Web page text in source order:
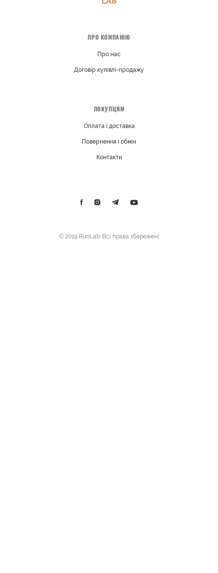
ПРО КОМПАНІЮ
Про нас
Договір купівлі-продажу
ПОКУПЦЯМ
Оплата і доставка
Повернення і обмін
Контакти
© 2019 RunLab. Всі права збережені